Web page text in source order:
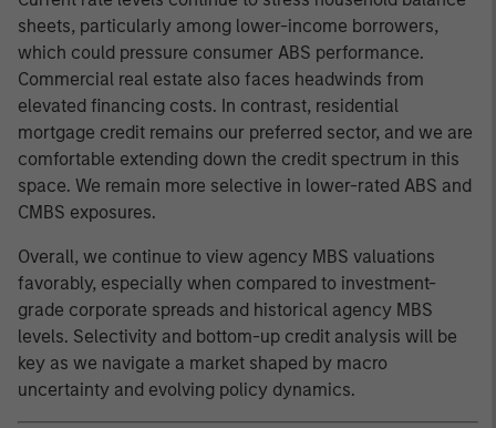
sheets, particularly among lower-income borrowers,
which could pressure consumer ABS performance.
Commercial real estate also faces headwinds from
elevated financing costs. In contrast, residential
mortgage credit remains our preferred sector, and we are
comfortable extending down the credit spectrum in this
space. We remain more selective in lower-rated ABS and
CMBS exposures.
Overall, we continue to view agency MBS valuations
favorably, especially when compared to investment-
grade corporate spreads and historical agency MBS
levels. Selectivity and bottom-up credit analysis will be
key as we navigate a market shaped by macro
uncertainty and evolving policy dynamics.